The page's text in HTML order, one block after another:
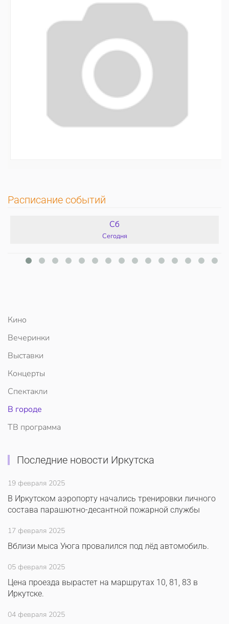
Расписание событий
Сб
Сегодня
Кино
Вечеринки
Выставки
Концерты
Спектакли
В городе
ТВ программа
Последние новости Иркутска
19 февраля 2025
В Иркутском аэропорту начались тренировки личного
состава парашютно-десантной пожарной службы
17 февраля 2025
Вблизи мыса Уюга провалился под лёд автомобиль.
05 февраля 2025
Цена проезда вырастет на маршрутах 10, 81, 83 в
Иркутске.
04 февраля 2025